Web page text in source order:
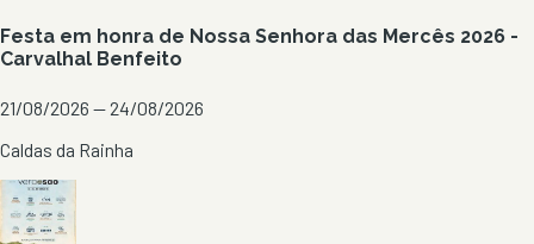
Festa em honra de Nossa Senhora das Mercês 2026 -
Carvalhal Benfeito
21/08/2026 — 24/08/2026
Caldas da Rainha